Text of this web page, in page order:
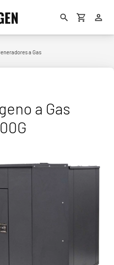
a Gas
a Gas